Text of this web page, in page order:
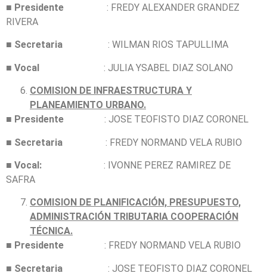
■ Presidente
: FREDY ALEXANDER GRANDEZ
RIVERA
■ Secretaria : WILMAN RIOS TAPULLIMA
■ Vocal : JULIA YSABEL DIAZ SOLANO
COMISION DE INFRAESTRUCTURA Y
PLANEAMIENTO URBANO.
■ Presidente : JOSE TEOFISTO DIAZ CORONEL
■ Secretaria : FREDY NORMAND VELA RUBIO
■ Vocal: : IVONNE PEREZ RAMIREZ DE
SAFRA
COMISION DE PLANIFICACIÓN, PRESUPUESTO,
ADMINISTRACIÓN TRIBUTARIA COOPERACIÓN
TÉCNICA.
■ Presidente : FREDY NORMAND VELA RUBIO
■ Secretaria : JOSE TEOFISTO DIAZ CORONEL